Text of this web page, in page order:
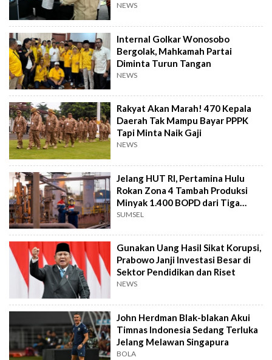
NEWS
Internal Golkar Wonosobo
Bergolak, Mahkamah Partai
Diminta Turun Tangan
NEWS
Rakyat Akan Marah! 470 Kepala
Daerah Tak Mampu Bayar PPPK
Tapi Minta Naik Gaji
NEWS
Jelang HUT RI, Pertamina Hulu
Rokan Zona 4 Tambah Produksi
Minyak 1.400 BOPD dari Tiga
Sumur Baru
SUMSEL
Gunakan Uang Hasil Sikat Korupsi,
Prabowo Janji Investasi Besar di
Sektor Pendidikan dan Riset
NEWS
John Herdman Blak-blakan Akui
Timnas Indonesia Sedang Terluka
Jelang Melawan Singapura
BOLA